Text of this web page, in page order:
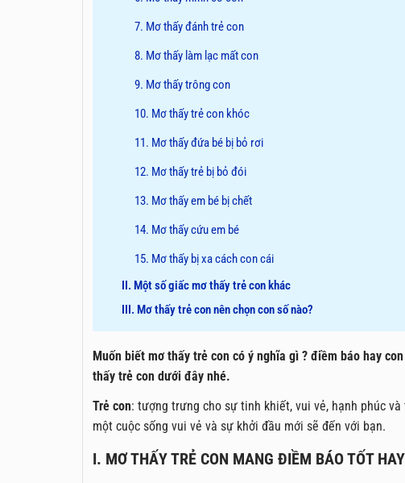
7. Mơ thấy đánh trẻ con
8. Mơ thấy làm lạc mất con
9. Mơ thấy trông con
10. Mơ thấy trẻ con khóc
11. Mơ thấy đứa bé bị bỏ rơi
12. Mơ thấy trẻ bị bỏ đói
13. Mơ thấy em bé bị chết
14. Mơ thấy cứu em bé
15. Mơ thấy bị xa cách con cái
II. Một số giấc mơ thấy trẻ con khác
III. Mơ thấy trẻ con nên chọn con số nào?
Muốn biết mơ thấy trẻ con có ý nghĩa gì ? điềm báo hay
thấy trẻ con dưới đây nhé.
Trẻ con: tượng trưng cho sự tinh khiết, vui vẻ, hạnh phúc
một cuộc sống vui vẻ và sự khởi đầu mới sẽ đến với bạn.
I. MƠ THẤY TRẺ CON MANG ĐIỀM BÁO TỐT